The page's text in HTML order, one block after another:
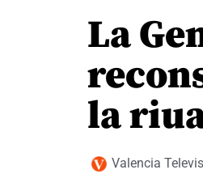
La
la
Valencia